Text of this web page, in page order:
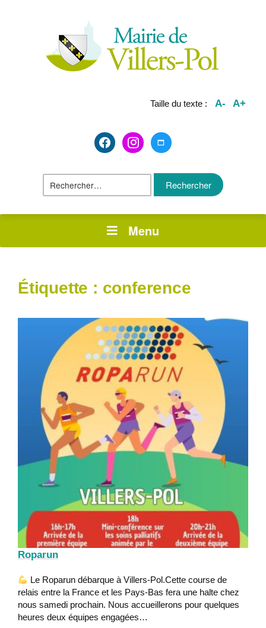
Taille du texte : A- A+
facebook2instagrammaximize
Rechercher :
Menu
Étiquette : conference
Roparun
Le Roparun débarque à Villers-Pol.Cette course de
relais entre la France et les Pays-Bas fera une halte chez
nous samedi prochain. Nous accueillerons pour quelques
heures deux équipes engagées…